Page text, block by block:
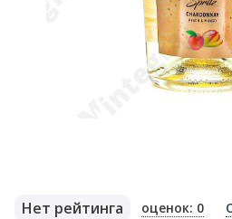
Нет рейтинга оценок: 0